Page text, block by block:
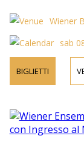
Wiener
sab
BIGLIETTI